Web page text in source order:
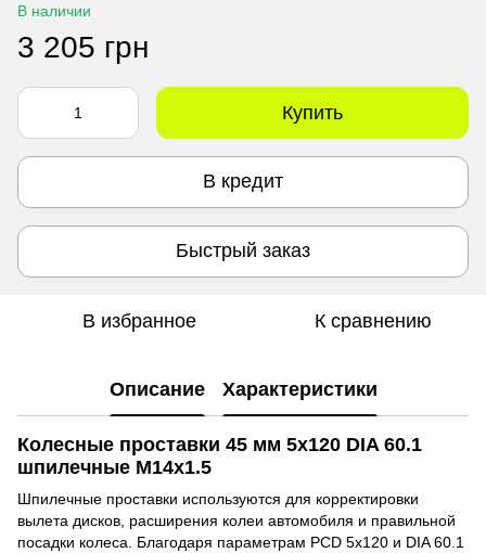
В наличии
3 205 грн
Купить
В кредит
Быстрый заказ
В избранное К сравнению
Описание Характеристики
Колесные проставки 45 мм 5x120 DIA 60.1
шпилечные M14x1.5
Шпилечные проставки используются для корректировки
вылета дисков, расширения колеи автомобиля и правильной
посадки колеса. Благодаря параметрам PCD 5x120 и DIA 60.1